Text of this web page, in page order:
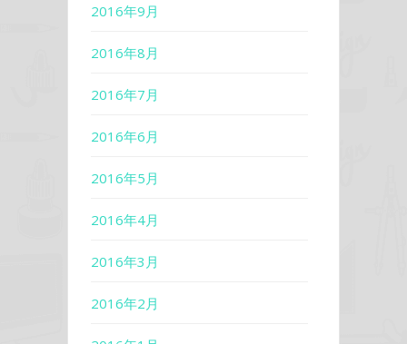
2016年9月
2016年8月
2016年7月
2016年6月
2016年5月
2016年4月
2016年3月
2016年2月